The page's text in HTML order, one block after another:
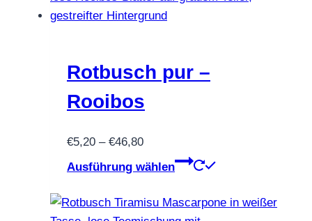
Rotbusch pur –
Rooibos
€5,20 – €46,80Preisspanne:
€5,20
€46,80
Ausführung wählen
Dieses
weist